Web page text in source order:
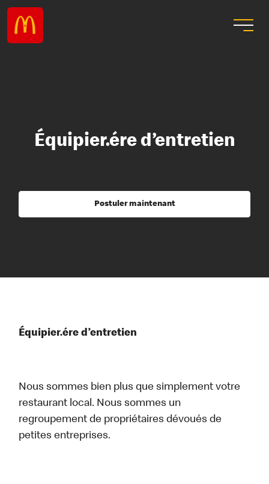
Équipier.ére d’entretien
Postuler maintenant
Équipier.ére d’entretien
Nous sommes bien plus que simplement votre
restaurant local. Nous sommes un
regroupement de propriétaires dévoués de
petites entreprises.